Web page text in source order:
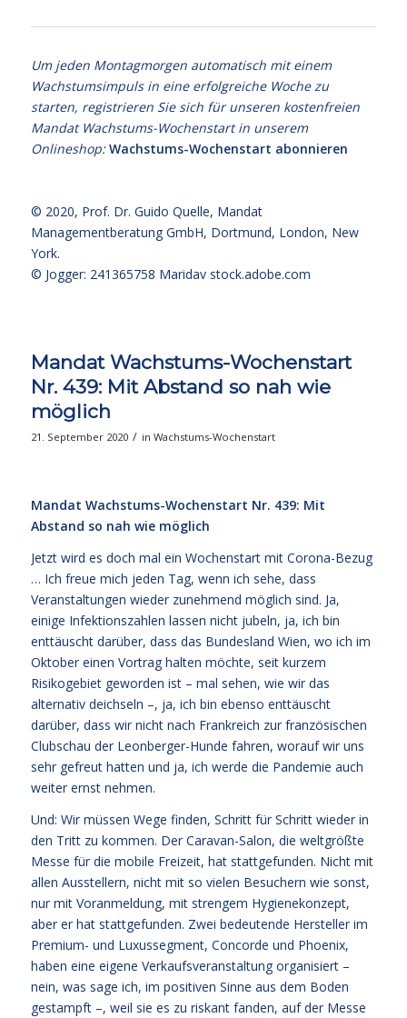
Um jeden Montagmorgen automatisch mit einem
Wachstumsimpuls in eine erfolgreiche Woche zu
starten, registrieren Sie sich für unseren kostenfreien
Mandat Wachstums-Wochenstart in unserem
Onlineshop:Wachstums-Wochenstart abonnieren
© 2020, Prof. Dr. Guido Quelle, Mandat
Managementberatung GmbH, Dortmund, London, New
York.
© Jogger: 241365758 Maridav stock.adobe.com
Mandat Wachstums-Wochenstart
Nr. 439: Mit Abstand so nah wie
möglich
21. September 2020 / in Wachstums-Wochenstart
Mandat Wachstums-Wochenstart Nr. 439: Mit
Abstand so nah wie möglich
Jetzt wird es doch mal ein Wochenstart mit Corona-Bezug
… Ich freue mich jeden Tag, wenn ich sehe, dass
Veranstaltungen wieder zunehmend möglich sind. Ja,
einige Infektionszahlen lassen nicht jubeln, ja, ich bin
enttäuscht darüber, dass das Bundesland Wien, wo ich im
Oktober einen Vortrag halten möchte, seit kurzem
Risikogebiet geworden ist – mal sehen, wie wir das
alternativ deichseln –, ja, ich bin ebenso enttäuscht
darüber, dass wir nicht nach Frankreich zur französischen
Clubschau der Leonberger-Hunde fahren, worauf wir uns
sehr gefreut hatten und ja, ich werde die Pandemie auch
weiter ernst nehmen.
Und: Wir müssen Wege finden, Schritt für Schritt wieder in
den Tritt zu kommen. Der Caravan-Salon, die weltgrößte
Messe für die mobile Freizeit, hat stattgefunden. Nicht mit
allen Ausstellern, nicht mit so vielen Besuchern wie sonst,
nur mit Voranmeldung, mit strengem Hygienekonzept,
aber er hat stattgefunden. Zwei bedeutende Hersteller im
Premium- und Luxussegment, Concorde und Phoenix,
haben eine eigene Verkaufsveranstaltung organisiert –
nein, was sage ich, im positiven Sinne aus dem Boden
gestampft –, weil sie es zu riskant fanden, auf der Messe